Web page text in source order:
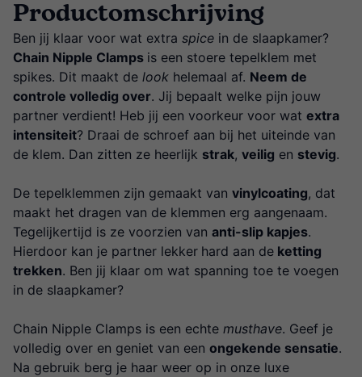
Productomschrijving
Ben jij klaar voor wat extra spice in de slaapkamer?
Chain Nipple Clamps is een stoere tepelklem met
spikes. Dit maakt de look helemaal af. Neem de
controle volledig over. Jij bepaalt welke pijn jouw
partner verdient! Heb jij een voorkeur voor wat extra
intensiteit? Draai de schroef aan bij het uiteinde van
de klem. Dan zitten ze heerlijk strak, veilig en stevig.
De tepelklemmen zijn gemaakt van vinylcoating, dat
maakt het dragen van de klemmen erg aangenaam.
Tegelijkertijd is ze voorzien van anti-slip kapjes.
Hierdoor kan je partner lekker hard aan de ketting
trekken. Ben jij klaar om wat spanning toe te voegen
in de slaapkamer?
Chain Nipple Clamps is een echte musthave. Geef je
volledig over en geniet van een ongekende sensatie.
Na gebruik berg je haar weer op in onze luxe